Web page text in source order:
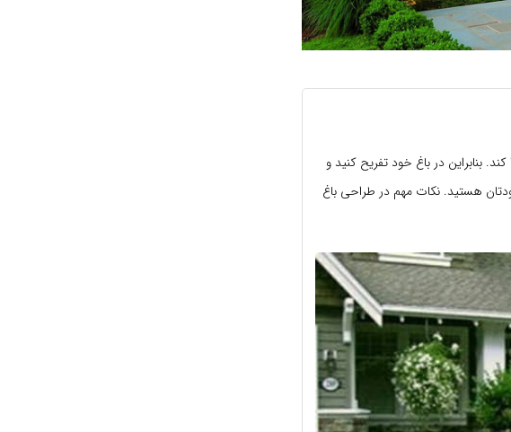
بنابراین در باغ خود تفریح کنید و
هستید. نکات مهم در طراحی باغ